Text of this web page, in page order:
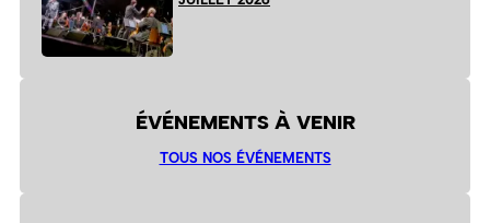
ÉVÉNEMENTS À VENIR
TOUS NOS ÉVÉNEMENTS